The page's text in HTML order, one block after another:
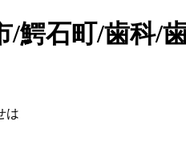
/鰐石町/歯科/
は